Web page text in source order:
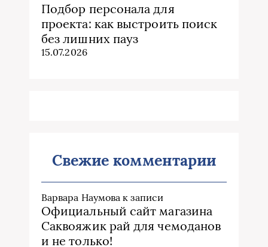
Подбор персонала для
проекта: как выстроить поиск
без лишних пауз
15.07.2026
Свежие комментарии
Варвара Наумова к записи
Официальный сайт магазина
Саквояжик рай для чемоданов
и не только!